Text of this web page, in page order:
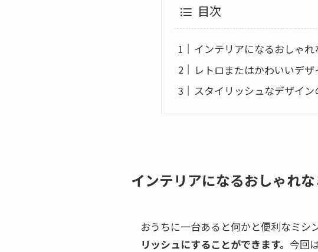
目次
インテリアになるおしゃ
レトロまたはかわいいデ
スタイリッシュなデザイ
インテリアになるおしゃれ
おうちに一台あると何かと便利なミシン
リッシュにすることができます。 今回